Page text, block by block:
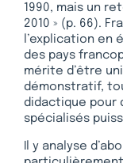
1990, mais un
2010 » (p. 66).
l’explication en
des pays
mérite d’être
démonstratif,
didactique pour
spécialisés
Il y analyse